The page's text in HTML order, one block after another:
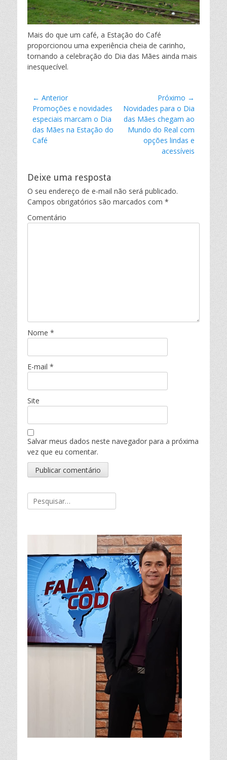
Mais do que um café, a Estação do Café
proporcionou uma experiência cheia de carinho,
tornando a celebração do Dia das Mães ainda mais
inesquecível.
Navegação
de
Post
← Anterior
Postagem
anterior:
Promoções e novidades
especiais marcam o Dia
das Mães na Estação do
Café
Próximo →
Próxima
postagem:
Novidades para o Dia
das Mães chegam ao
Mundo do Real com
opções lindas e
acessíveis
Deixe uma resposta
O seu endereço de e-mail não será publicado.
Campos obrigatórios são marcados com *
Comentário
Nome *
E-mail *
Site
Salvar meus dados neste navegador para a próxima
vez que eu comentar.
Pesquisar
por: